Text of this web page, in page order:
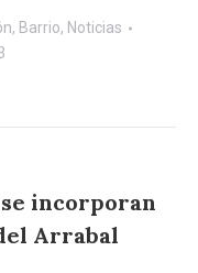
, Barrio, Noticias
incorporan
Arrabal